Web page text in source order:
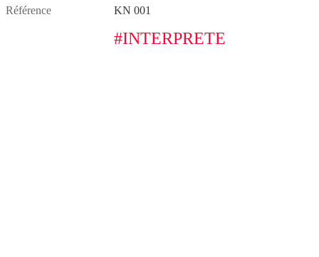
Référence
KN 001
#INTERPRETE